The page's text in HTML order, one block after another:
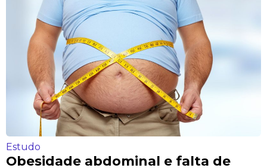
Estudo
Obesidade abdominal e falta de